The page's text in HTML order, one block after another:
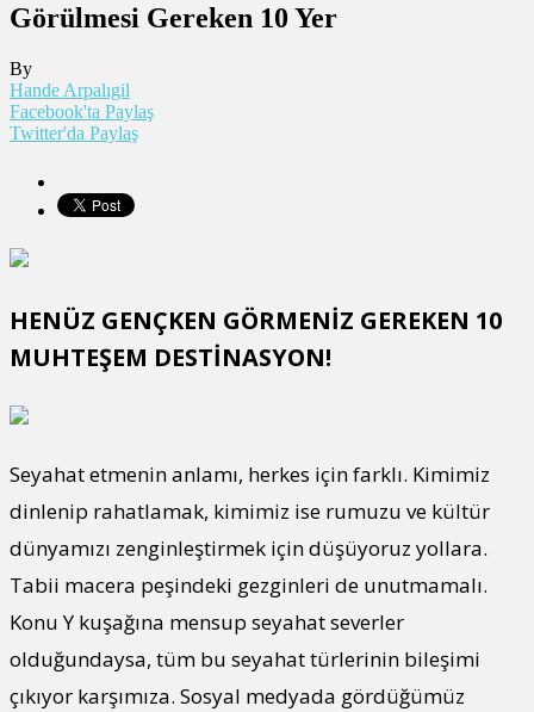
Görülmesi Gereken 10 Yer
By
Hande Arpalıgil
Facebook'ta Paylaş
Twitter'da Paylaş
HENÜZ GENÇKEN GÖRMENİZ GEREKEN 10
MUHTEŞEM DESTİNASYON!
Seyahat etmenin anlamı, herkes için farklı. Kimimiz
dinlenip rahatlamak, kimimiz ise rumuzu ve kültür
dünyamızı zenginleştirmek için düşüyoruz yollara.
Tabii macera peşindeki gezginleri de unutmamalı.
Konu Y kuşağına mensup seyahat severler
olduğundaysa, tüm bu seyahat türlerinin bileşimi
çıkıyor karşımıza. Sosyal medyada gördüğümüz